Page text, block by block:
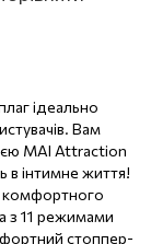
ідеально
Вам
MAI Attraction
в інтимне життя!
комфортного
з 11 режимами
стоппер-